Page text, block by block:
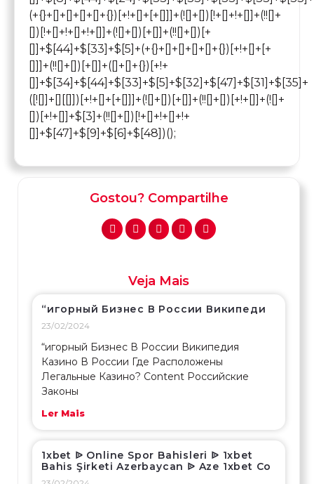
Gostou? Compartilhe
Veja Mais
“игорный Бизнес В России Википеди
23/02/2024
“игорный Бизнес В России Википедия
Казино В России Где Расположены
Легальные Казино? Content Российские
Законы
Ler Mais
1xbet ᐉ Online Spor Bahisleri ᐉ 1xbet
Bahis Şirketi Azerbaycan ᐉ Aze 1xbet Co